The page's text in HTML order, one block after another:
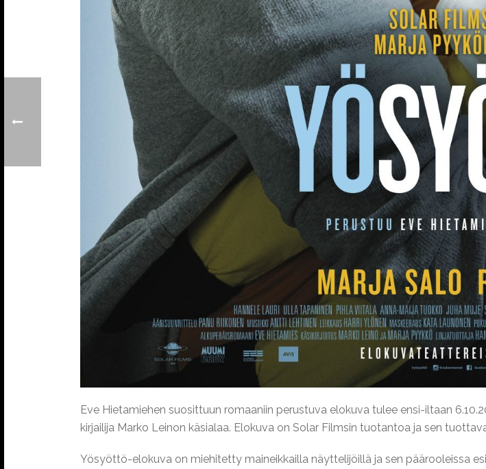
Eve Hietamiehen suosittuun romaaniin perustuva elokuva tulee ensi-iltaan
kirjailija Marko Leinon käsialaa. Elokuva on Solar Filmsin tuotantoa ja sen
Yösyöttö-elokuva on miehitetty maineikkailla näyttelijöillä ja sen päärooleissa